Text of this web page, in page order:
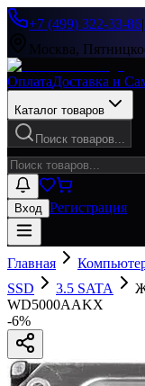
+7 (499) 322-33-86|
Москва,
ОплатаДоставка и
Каталог товаров
Поиск товаров...
Вход Регистрация
Главная
SSD
3.5 SATA
WD5000AAKX
-6%